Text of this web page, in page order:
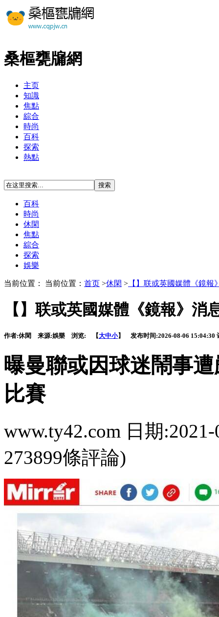
桑樞甕牖網
主页
知識
焦點
綜合
時尚
百科
探索
熱點
百科
時尚
休閑
焦點
綜合
探索
娛樂
当前位置： 当前位置： 首页 >休閑 > 【】联或英國媒體《鏡報
【】联或英國媒體《鏡報》消
作者:休閑 来源:娛樂 浏览: 【大中小】 发布时间:2026-08-06 15:04:30
曝曼聯或因球迷鬧事
比賽
www.ty42.com 日期
273899條評論)